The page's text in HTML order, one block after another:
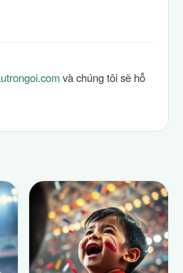
và chúng tôi sẽ hỗ